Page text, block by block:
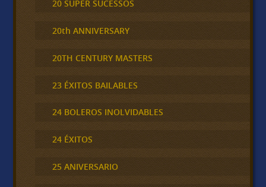
20 SUPER SUCESSOS
20th ANNIVERSARY
20TH CENTURY MASTERS
23 ÉXITOS BAILABLES
24 BOLEROS INOLVIDABLES
24 ÉXITOS
25 ANIVERSARIO